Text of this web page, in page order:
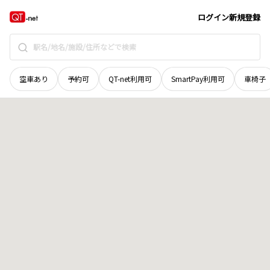
ログイン新規登録
空車あり 予約可 QT-net利用可 SmartPay利用可 車椅子
北海道